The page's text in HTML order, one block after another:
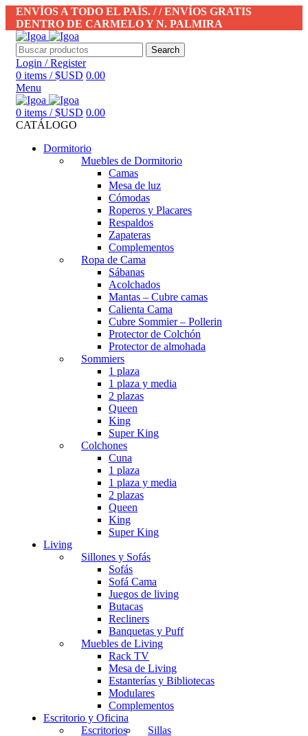
ENVÍOS A TODO EL PAÍS. / / ENVÍOS GRATIS
DENTRO DE CARMELO Y N. PALMIRA
Search
Login / Register
0 items / $USD 0.00
Menu
0 items / $USD 0.00
CATÁLOGO
Dormitorio
Muebles de Dormitorio
Camas
Mesa de luz
Cómodas
Roperos y Placares
Respaldos
Zapateras
Complementos
Ropa de Cama
Sábanas
Acolchados
Mantas – Cubre camas
Calienta Cama
Cubre Sommier – Pollerin
Protector de Colchón
Protector de almohada
Sommiers
1 plaza
1 plaza y media
2 plazas
Queen
King
Super King
Colchones
Cuna
1 plaza
1 plaza y media
2 plazas
Queen
King
Super King
Living
Sillones y Sofás
Sofás
Sofá Cama
Juegos de living
Butacas
Recliners
Banquetas y Puff
Muebles de Living
Rack TV
Mesa de Living
Estanterías y Bibliotecas
Modulares
Complementos
Escritorio y Oficina
Escritorios
Sillas